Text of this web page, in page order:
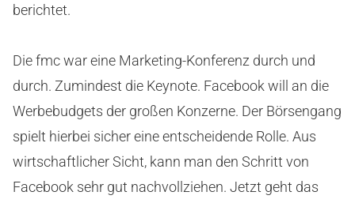
berichtet.
Die fmc war eine Marketing-Konferenz durch und
durch. Zumindest die Keynote. Facebook will an die
Werbebudgets der großen Konzerne. Der Börsengang
spielt hierbei sicher eine entscheidende Rolle. Aus
wirtschaftlicher Sicht, kann man den Schritt von
Facebook sehr gut nachvollziehen. Jetzt geht das